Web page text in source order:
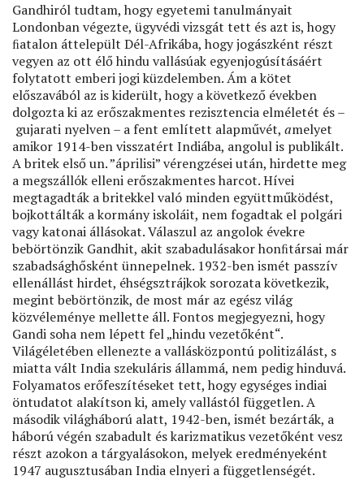
Gandhiról tudtam, hogy egyetemi tanulmányait
Londonban végezte, ügyvédi vizsgát tett és azt is, hogy
ﬁatalon áttelepült Dél-Afrikába, hogy jogászként részt
vegyen az ott élő hindu vallásúak egyenjogúsításáért
folytatott emberi jogi küzdelemben. Ám a kötet
előszavából az is kiderült, hogy a következő években
dolgozta ki az erőszakmentes rezisztencia elméletét és –
gujarati nyelven – a fent említett alapművét, amelyet
amikor 1914-ben visszatért Indiába, angolul is publikált.
A britek első un. ”áprilisi” vérengzései után, hirdette meg
a megszállók elleni erőszakmentes harcot. Hívei
megtagadták a britekkel való minden együttműködést,
bojkottálták a kormány iskoláit, nem fogadtak el polgári
vagy katonai állásokat. Válaszul az angolok évekre
bebörtönzik Gandhit, akit szabadulásakor honﬁtársai már
szabadsághősként ünnepelnek. 1932-ben ismét passzív
ellenállást hirdet, éhségsztrájkok sorozata következik,
megint bebörtönzik, de most már az egész világ
közvéleménye mellette áll. Fontos megjegyezni, hogy
Gandi soha nem lépett fel „hindu vezetőként“.
Világéletében ellenezte a vallásközpontú politizálást, s
miatta vált India szekuláris állammá, nem pedig hinduvá.
Folyamatos erőfeszítéseket tett, hogy egységes indiai
öntudatot alakítson ki, amely vallástól független. A
második világháború alatt, 1942-ben, ismét bezárták, a
háború végén szabadult és karizmatikus vezetőként vesz
részt azokon a tárgyalásokon, melyek eredményeként
1947 augusztusában India elnyeri a függetlenségét.